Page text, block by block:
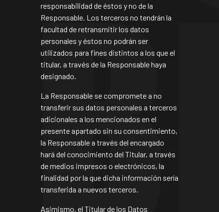
responsabilidad de éstos y no de la
Responsable. Los terceros no tendrán la
facultad de retransmitir los datos
personales y éstos no podrán ser
utilizados para fines distintos a los que el
titular, a través de la Responsable haya
designado.
La Responsable se compromete a no
transferir sus datos personales a terceros
adicionales a los mencionados en el
presente apartado sin su consentimiento,
la Responsable a través del encargado
hará del conocimiento del Titular, a través
de medios impresos o electrónicos, la
finalidad por la que dicha información sería
transferida a nuevos terceros.
Asimismo, el Titular de los Datos